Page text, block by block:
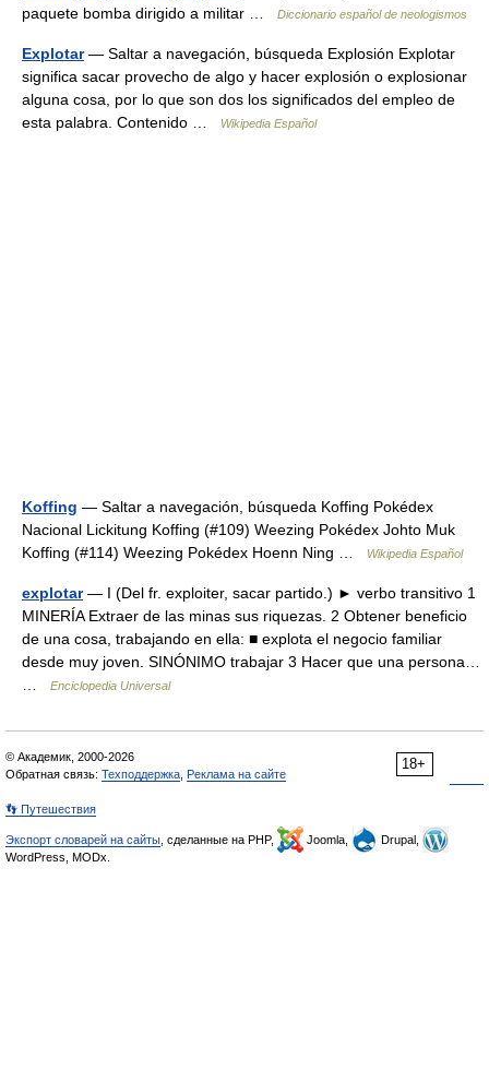
paquete bomba dirigido a militar …
Diccionario español de neologismos
Explotar— Saltar a navegación, búsqueda Explosión Explotar
significa sacar provecho de algo y hacer explosión o explosionar
alguna cosa, por lo que son dos los significados del empleo de
esta palabra. Contenido …
Wikipedia Español
Koffing — Saltar a navegación, búsqueda Koffing Pokédex
Nacional Lickitung Koffing (#109) Weezing Pokédex Johto Muk
Koffing (#114) Weezing Pokédex Hoenn Ning …
Wikipedia Español
explotar— I (Del fr. exploiter, sacar partido.) ► verbo transitivo 1
MINERÍA Extraer de las minas sus riquezas. 2 Obtener beneficio
de una cosa, trabajando en ella: ■ explota el negocio familiar
desde muy joven. SINÓNIMO trabajar 3 Hacer que una persona…
Enciclopedia Universal
18+
© Академик, 2000-2026
Обратная связь: Техподдержка Реклама на сайте
👣 Путешествия
Экспорт словарей на сайты , сделанные на PHP, Joomla,
Drupal,
WordPress, MODx.